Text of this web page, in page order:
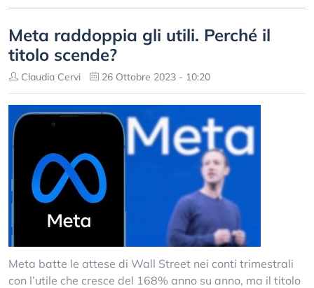
Meta raddoppia gli utili. Perché il
titolo scende?
Claudia Cervi 26 Ottobre 2023 - 10:20
Meta batte le attese di Wall Street nei conti trimestrali
con l’utile che cresce del 168% anno su anno, ma il titolo